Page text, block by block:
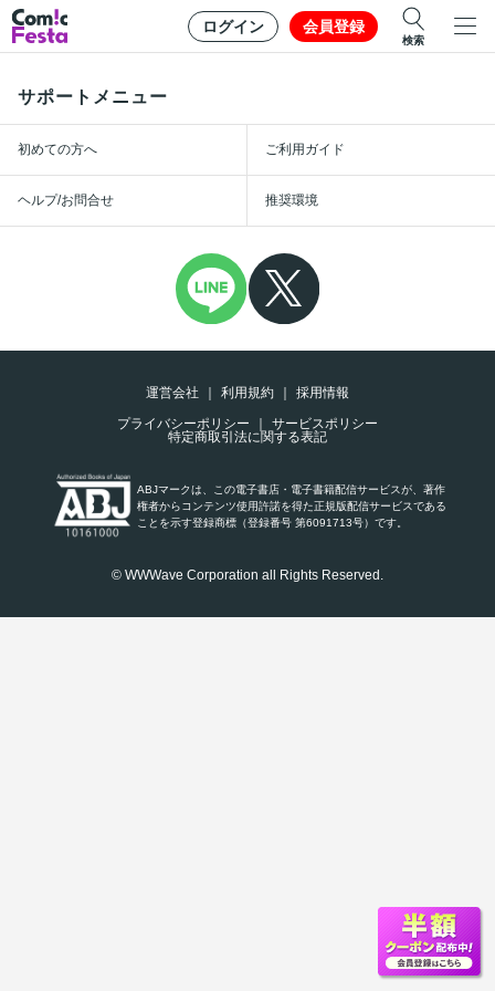
ログイン 会員登録
検索
サポートメニュー
初めての方へ ご利用ガイド
ヘルプ/お問合せ 推奨環境
運営会社 利用規約
採用情報
プライバシーポリシー
サービスポリシー
特定商取引法に関する表記
ABJマークは、この電子書店・電子書籍配信サービスが、著作
権者からコンテンツ使用許諾を得た正規版配信サービスである
ことを示す登録商標（登録番号 第6091713号）です。
© WWWave Corporation all Rights Reserved.